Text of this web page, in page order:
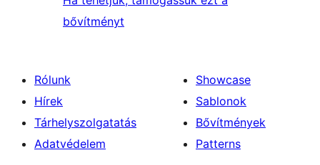
bővítményt
Rólunk
Hírek
Tárhelyszolgatatás
Adatvédelem
Showcase
Sablonok
Bővítmények
Patterns